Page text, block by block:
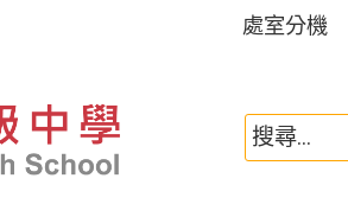
處室分機